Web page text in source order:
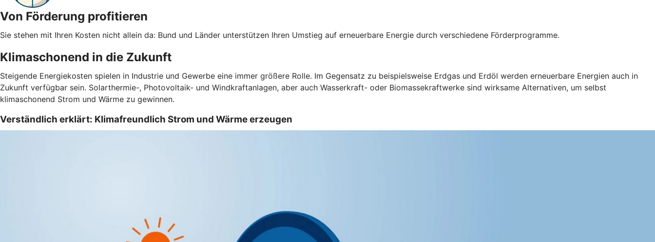
Von Förderung profitieren
Sie stehen mit Ihren Kosten nicht allein da: Bund und Länder unterstützen Ihren Umstieg auf erneuerbare Energie durch verschiedene Förderprogramme.
Klimaschonend in die Zukunft
Steigende Energiekosten spielen in Industrie und Gewerbe eine immer größere Rolle. Im Gegensatz zu beispielsweise Erdgas und Erdöl werden erneuerbare Energien auch in
Zukunft verfügbar sein. Solarthermie-, Photovoltaik- und Windkraftanlagen, aber auch Wasserkraft- oder Biomassekraftwerke sind wirksame Alternativen, um selbst
klimaschonend Strom und Wärme zu gewinnen.
Verständlich erklärt: Klimafreundlich Strom und Wärme erzeugen